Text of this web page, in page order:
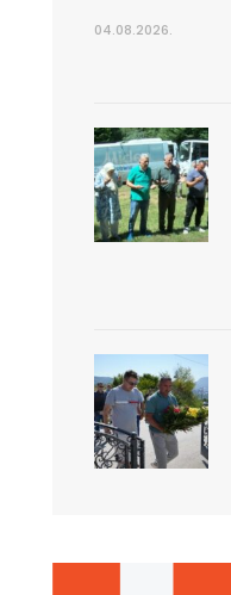
04.08.2026.